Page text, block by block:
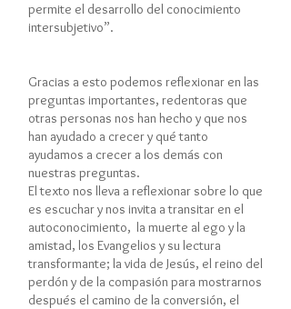
permite el desarrollo del conocimiento
intersubjetivo”.
Gracias a esto podemos reflexionar en las
preguntas importantes, redentoras que
otras personas nos han hecho y que nos
han ayudado a crecer y qué tanto
ayudamos a crecer a los demás con
nuestras preguntas.
El texto nos lleva a reflexionar sobre lo que
es escuchar y nos invita a transitar en el
autoconocimiento, la muerte al ego y la
amistad, los Evangelios y su lectura
transformante; la vida de Jesús, el reino del
perdón y de la compasión para mostrarnos
después el camino de la conversión, el